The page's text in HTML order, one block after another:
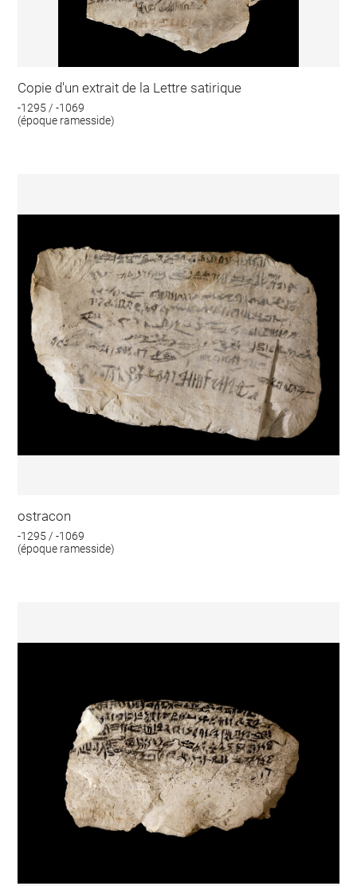
Copie d'un extrait de la Lettre satirique
-1295 / -1069
(époque ramesside)
ostracon
-1295 / -1069
(époque ramesside)